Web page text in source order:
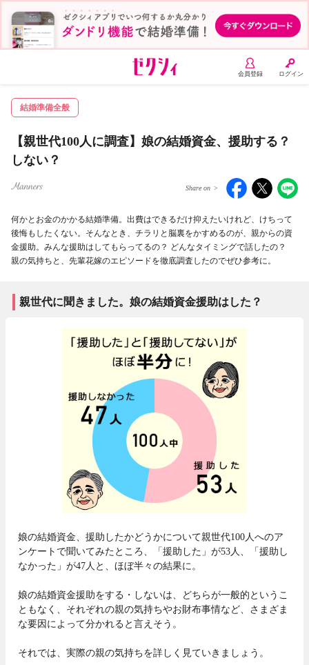
会員登録 ログイン
結婚準備全般
【親世代100人に調査】娘の結婚資金、援助する？
しない？
Share on >
ook
er
何かとお金のかかる結婚準備。出費はできるだけ抑えたいけれど、けちって
後悔もしたくない。そんなとき、チラリと脳裏をかすめるのが、親からの資
金援助。みんな援助はしてもらってるの？ どんなタイミングで話したの？
親の気持ちと、先輩花嫁のエピソードを徹底調査したのでぜひ参考に。
親世代に聞きました。娘の結婚資金援助はした？
娘の結婚資金、援助したかどうかについて親世代100人へのア
ンケートで聞いてみたところ、「援助した」が53人、「援助し
なかった」が47人と、ほぼ半々の結果に。
娘の結婚資金援助をする・しないは、どちらが一般的というこ
ともなく、それぞれの親の気持ちやお財布事情など、さまざま
な要因によって分かれると言えそう。
それでは、実際の親の気持ちを詳しく見ていきましょう。